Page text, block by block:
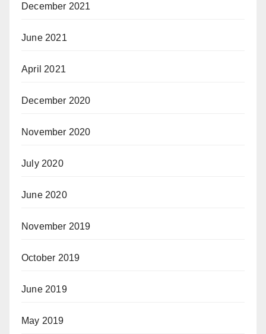
December 2021
June 2021
April 2021
December 2020
November 2020
July 2020
June 2020
November 2019
October 2019
June 2019
May 2019